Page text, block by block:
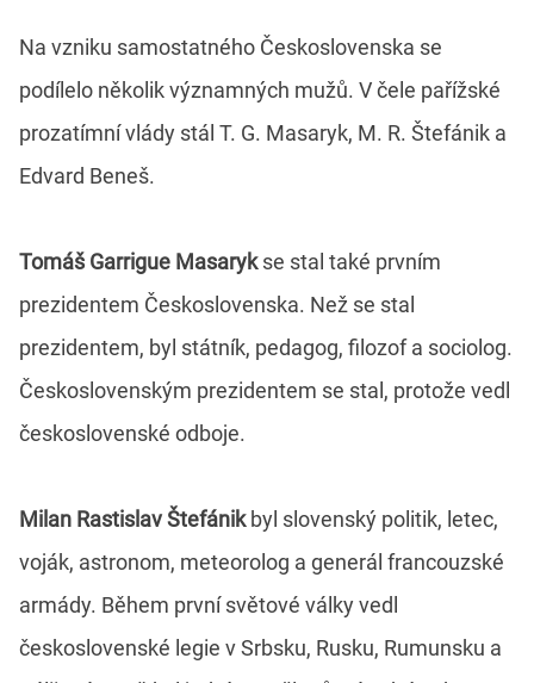
Na vzniku samostatného Československa se
podílelo několik významných mužů. V čele pařížské
prozatímní vlády stál T. G. Masaryk, M. R. Štefánik a
Edvard Beneš.
Tomáš Garrigue Masarykse stal také prvním
prezidentem Československa. Než se stal
prezidentem, byl státník, pedagog, filozof a sociolog.
Československým prezidentem se stal, protože vedl
československé odboje.
Milan Rastislav Štefánikbyl slovenský politik, letec,
voják, astronom, meteorolog a generál francouzské
armády. Během první světové války vedl
československé legie v Srbsku, Rusku, Rumunsku a